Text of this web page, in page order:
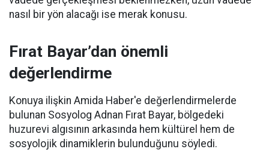
nasıl bir yön alacağı ise merak konusu.
Fırat Bayar’dan önemli
değerlendirme
Konuya ilişkin Amida Haber'e değerlendirmelerde
bulunan Sosyolog Adnan Fırat Bayar, bölgedeki
huzurevi algısının arkasında hem kültürel hem de
sosyolojik dinamiklerin bulunduğunu söyledi.